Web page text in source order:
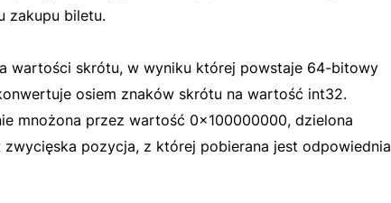
zakupu biletu.
wartości skrótu, w wyniku której powstaje 64-bitowy
osiem znaków skrótu na wartość int32.
mnożona przez wartość 0x100000000, dzielona
pozycja, z której pobierana jest odpowiednia